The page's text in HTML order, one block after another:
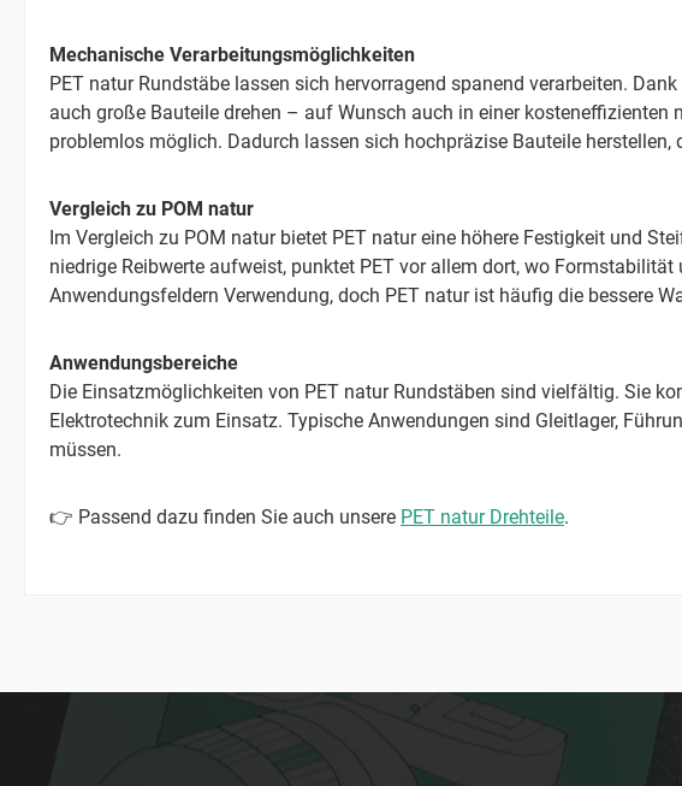
Mechanische Verarbeitungsmöglichkeiten
PET natur Rundstäbe lassen sich hervorragend spanend verarbeiten.
auch große Bauteile drehen – auf Wunsch auch in einer kosteneffizienten
problemlos möglich. Dadurch lassen sich hochpräzise Bauteile
Vergleich zu POM natur
Im Vergleich zu POM natur bietet PET natur eine höhere Festigkeit und
niedrige Reibwerte aufweist, punktet PET vor allem dort, wo
Anwendungsfeldern Verwendung, doch PET natur ist häufig die bessere
Anwendungsbereiche
Die Einsatzmöglichkeiten von PET natur Rundstäben sind vielfältig. Sie
Elektrotechnik zum Einsatz. Typische Anwendungen sind Gleitlager,
müssen.
👉 Passend dazu finden Sie auch unsere PET natur Drehteile.